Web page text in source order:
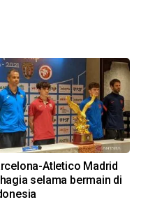
Atletico Madrid
selama bermain di